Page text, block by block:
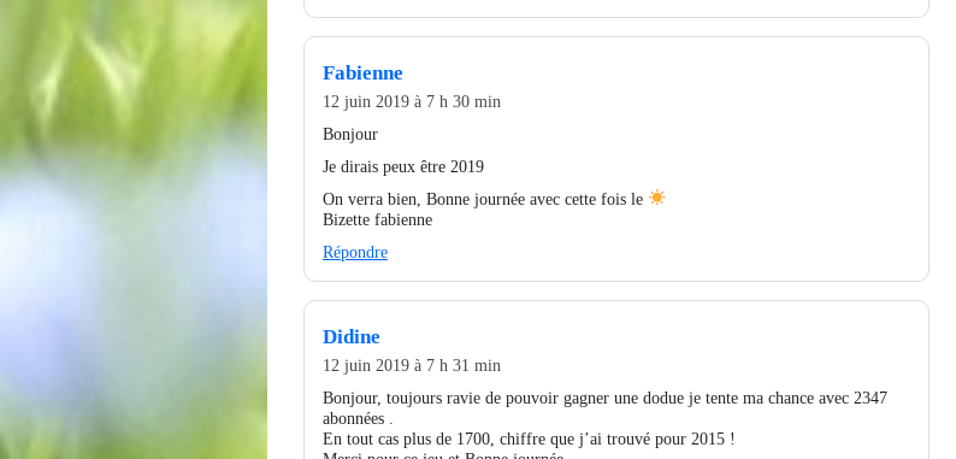
Fabienne
12 juin 2019 à 7 h 30 min
Bonjour
Je dirais peux être 2019
On verra bien, Bonne journée avec cette fois le
Bizette fabienne
Répondre
Didine
12 juin 2019 à 7 h 31 min
Bonjour, toujours ravie de pouvoir gagner une dodue je tente ma chance avec 2347
abonnées .
En tout cas plus de 1700, chiffre que j’ai trouvé pour 2015 !